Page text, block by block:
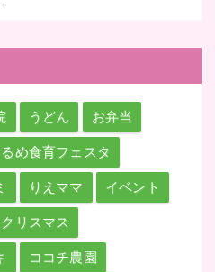
うどん お弁当
るめ食育フェスタ
りえママ イベント
クリスマス
ココチ農園